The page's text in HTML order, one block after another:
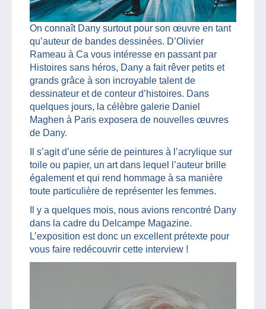
On connaît Dany surtout pour son œuvre en tant
qu’auteur de bandes dessinées. D’Olivier
Rameau à Ca vous intéresse en passant par
Histoires sans héros, Dany a fait rêver petits et
grands grâce à son incroyable talent de
dessinateur et de conteur d’histoires. Dans
quelques jours, la célèbre galerie Daniel
Maghen à Paris exposera de nouvelles œuvres
de Dany.
Il s’agit d’une série de peintures à l’acrylique sur
toile ou papier, un art dans lequel l’auteur brille
également et qui rend hommage à sa manière
toute particulière de représenter les femmes.
Il y a quelques mois, nous avions rencontré Dany
dans la cadre du Delcampe Magazine.
L’exposition est donc un excellent prétexte pour
vous faire redécouvrir cette interview !